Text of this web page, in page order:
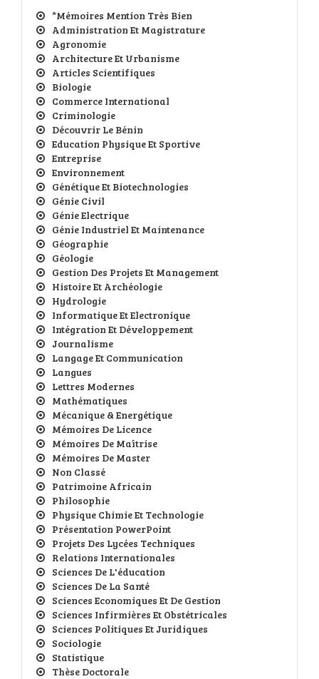
*Mémoires Mention Très Bien
Administration Et Magistrature
Agronomie
Architecture Et Urbanisme
Articles Scientifiques
Biologie
Commerce International
Criminologie
Découvrir Le Bénin
Education Physique Et Sportive
Entreprise
Environnement
Génétique Et Biotechnologies
Génie Civil
Génie Electrique
Génie Industriel Et Maintenance
Géographie
Géologie
Gestion Des Projets Et Management
Histoire Et Archéologie
Hydrologie
Informatique Et Electronique
Intégration Et Développement
Journalisme
Langage Et Communication
Langues
Lettres Modernes
Mathématiques
Mécanique & Energétique
Mémoires De Licence
Mémoires De Maîtrise
Mémoires De Master
Non Classé
Patrimoine Africain
Philosophie
Physique Chimie Et Technologie
Présentation PowerPoint
Projets Des Lycées Techniques
Relations Internationales
Sciences De L'éducation
Sciences De La Santé
Sciences Economiques Et De Gestion
Sciences Infirmières Et Obstétricales
Sciences Politiques Et Juridiques
Sociologie
Statistique
Thèse Doctorale